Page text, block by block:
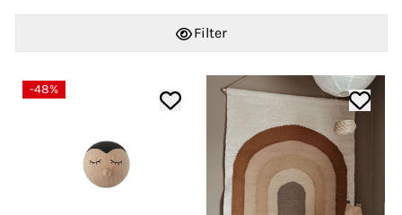
Filter
-48%